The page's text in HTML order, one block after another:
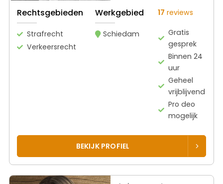
Rechtsgebieden
Strafrecht
Verkeersrecht
Werkgebied
Schiedam
17 reviews
Gratis
gesprek
Binnen 24
uur
Geheel
vrijblijvend
Pro deo
mogelijk
BEKIJK PROFIEL